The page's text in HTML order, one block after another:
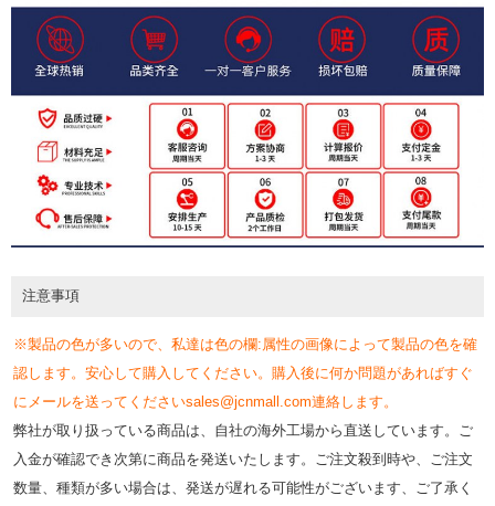
注意事項
※製品の色が多いので、私達は色の欄:属性の画像によって製品の色を確
認します。安心して購入してください。購入後に何か問題があればすぐ
にメールを送ってくださいsales@jcnmall.com連絡します。
弊社が取り扱っている商品は、自社の海外工場から直送しています。ご
入金が確認でき次第に商品を発送いたします。ご注文殺到時や、ご注文
数量、種類が多い場合は、発送が遅れる可能性がございます、ご了承く